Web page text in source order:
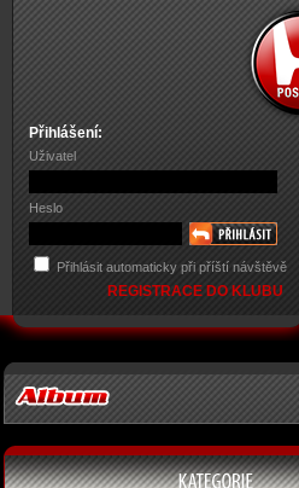
Přihlášení:
Uživatel
Heslo
Přihlásit automaticky při příští návštěvě
REGISTRACE DO KLUBU